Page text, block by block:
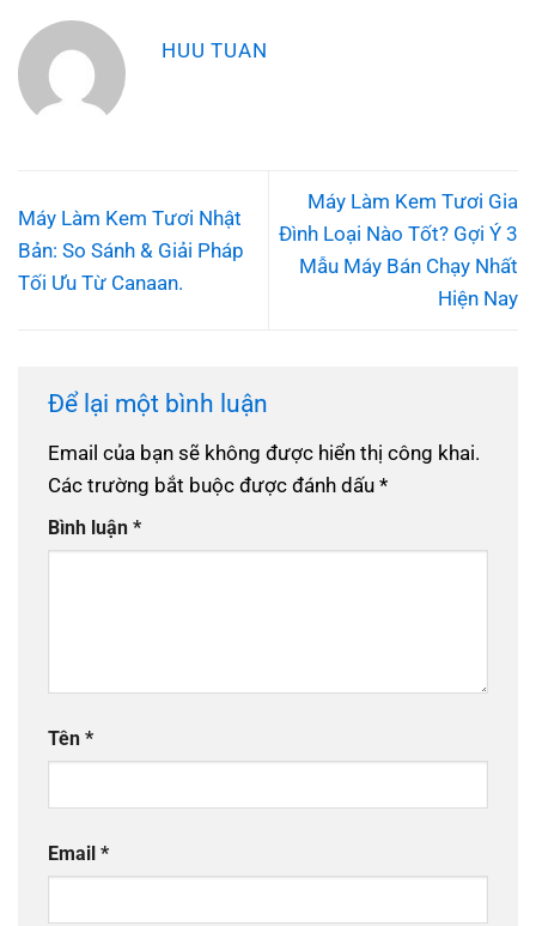
HUU TUAN
Máy Làm Kem Tươi Nhật
Bản: So Sánh & Giải Pháp
Tối Ưu Từ Canaan.
Máy Làm Kem Tươi Gia
Đình Loại Nào Tốt? Gợi Ý 3
Mẫu Máy Bán Chạy Nhất
Hiện Nay
Để lại một bình luận
Email của bạn sẽ không được hiển thị công khai.
Các trường bắt buộc được đánh dấu *
Bình luận *
Tên *
Email *